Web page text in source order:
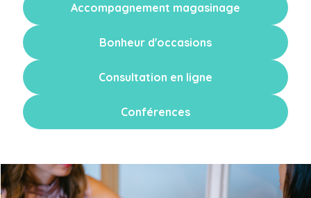
Accompagnement magasinage
Bonheur d'occasions
Consultation en ligne
Conférences